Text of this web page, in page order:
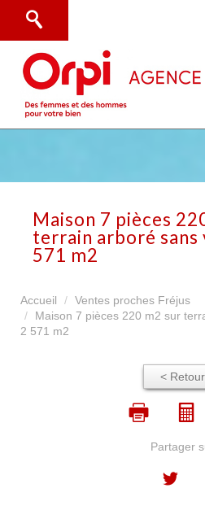
maison 7 pièces 220 m2 sur
terrain arboré sans
571 m2
Accueil
Ventes proches Fréjus
Maison 7 pièces 220 m2 sur
2 571 m2
< Retour
Partager